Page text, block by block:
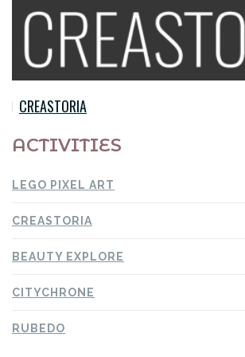
CREASTORIA
ACTIVITIES
LEGO PIXEL ART
CREASTORIA
BEAUTY EXPLORE
CITYCHRONE
RUBEDO